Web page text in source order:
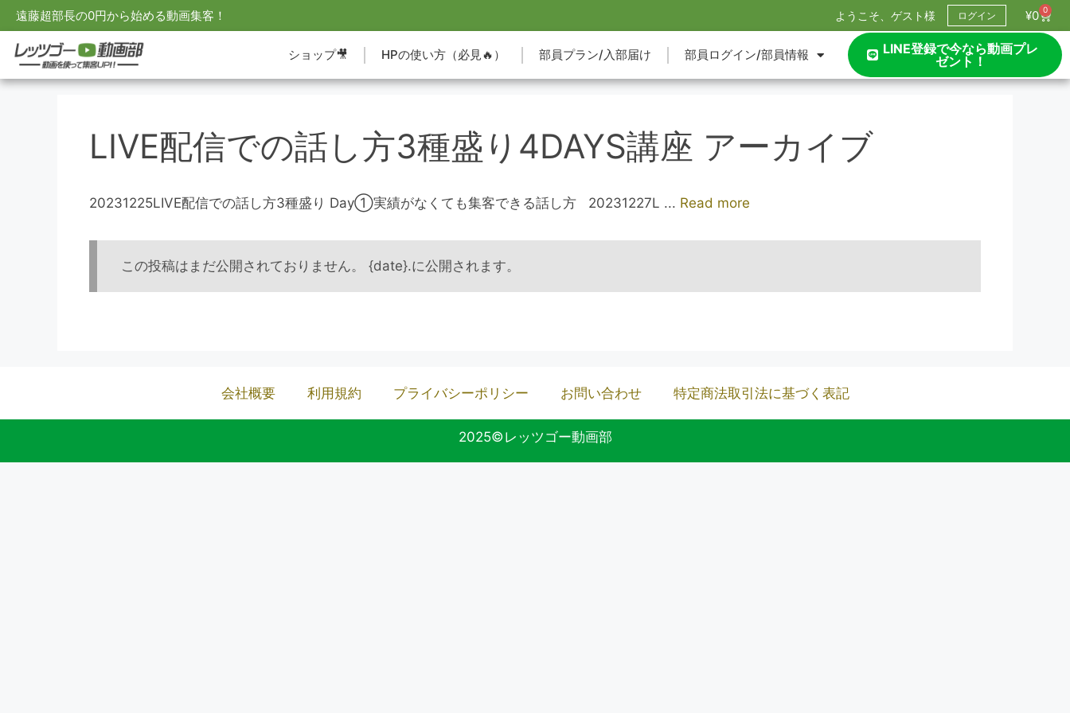
遠藤超部長の0円から始める動画集客！ ようこそ、ゲスト様 ログイン ¥0 0
ショップ🎥 HPの使い方（必見🔥） 部員プラン/入部届け 部員ログイン/部員情報
LINE登録で今なら動画プレ
ゼント！
LIVE配信での話し方3種盛り4DAYS講座 アーカイブ
20231225LIVE配信での話し方3種盛り Day①実績がなくても集客できる話し方 20231227L ... Read more
この投稿はまだ公開されておりません。 {date}.に公開されます。
会社概要 利用規約 プライバシーポリシー お問い合わせ 特定商法取引法に基づく表記
2025©レッツゴー動画部